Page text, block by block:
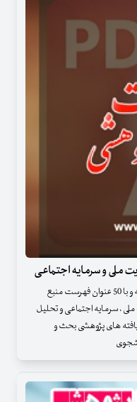
ملی و سرمایه اجتماعی
در این مقاله علمی و پژوهشی که در 24 صفحه و با 50 عنوان فهرست منبع
، سرمایه اجتماعی و تحلیل
یافته های پژوهشی بحث و